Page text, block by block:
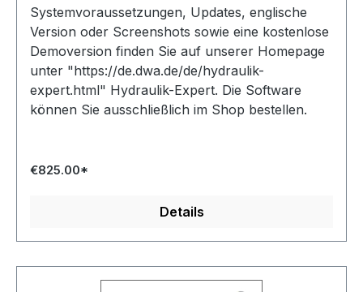
Systemvoraussetzungen, Updates, englische
Version oder Screenshots sowie eine kostenlose
Demoversion finden Sie auf unserer Homepage
unter "https://de.dwa.de/de/hydraulik-
expert.html" Hydraulik-Expert. Die Software
können Sie ausschließlich im Shop bestellen.
€825.00*
Details